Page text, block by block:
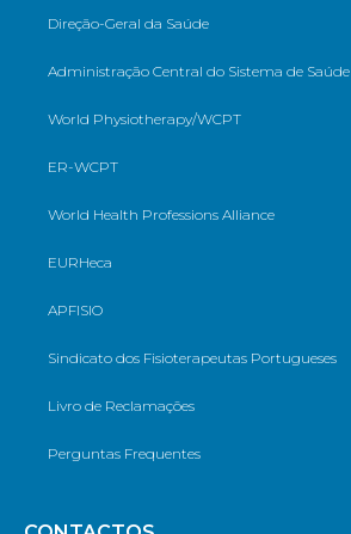
Direção-Geral da Saúde
Administração Central do Sistema de Saúde
World Physiotherapy/WCPT
ER-WCPT
World Health Professions Alliance
EURHeca
APFISIO
Sindicato dos Fisioterapeutas Portugueses
Livro de Reclamações
Perguntas Frequentes